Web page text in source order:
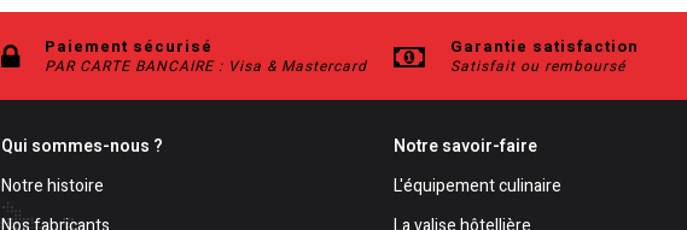
Paiement sécurisé
PAR CARTE BANCAIRE : Visa & Mastercard
Garantie satisfaction
Satisfait ou remboursé
Qui sommes-nous ?
Notre histoire
Notre savoir-faire
L'équipement culinaire